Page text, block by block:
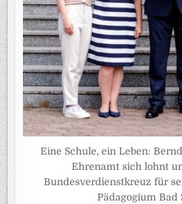
Eine Schule, ein Leben:
Ehrenamt sich lohnt
Bundesverdienstkreuz für
Pädagogium Bad